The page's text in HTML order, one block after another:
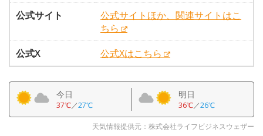
公式サイト
公式サイトほか、関連サイトはこ
ちら
公式X
公式Xはこちら
今日
37℃／27℃
明日
36℃／26℃
天気情報提供元：株式会社ライフビジネスウェザー